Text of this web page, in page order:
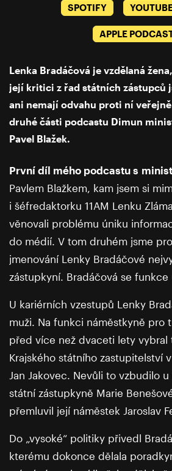
SPOTIFY
APPLE
Lenka Bradáčová je vzdělaná
její kritici z řad státních zástupců
ani nemají odvahu proti ní
druhé části podcastu Dimun
Pavel Blažek.
První díl mého podcastu s
Pavlem Blažkem, kam jsem si
i šéfredaktorku 11AM Lenku
věnovali problému úniku
do médií. V tom druhém jsme
jmenování Lenky Bradáčové
zástupkyní. Bradáčová se funkce
U kariérních vzestupů Lenky
muži. Na funkci náměstkyně pro
před více než dvaceti lety vybral
Krajského státního zastupitelství
Jan Jakovec. Nevůli to vzbudilo
státní zástupkyně Marie
přemluvil její náměstek Jaroslav
Do „vysoké“ politiky přivedl
kterému dokonce dělala